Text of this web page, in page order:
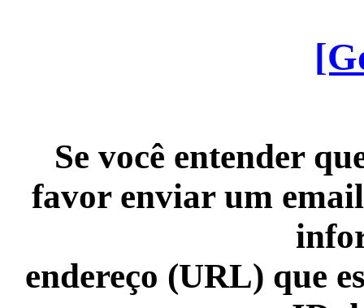
Se você entender
favor enviar um
endereço (URL) que